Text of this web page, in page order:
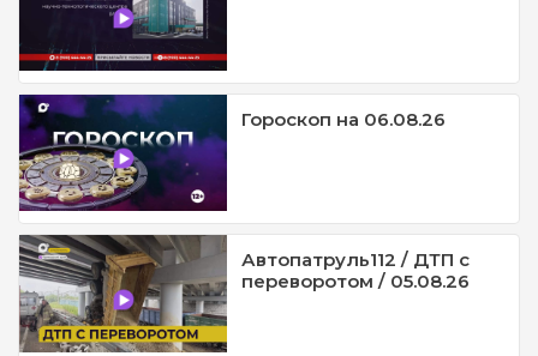
Гороскоп на 06.08.26
Автопатруль112 / ДТП с
переворотом / 05.08.26